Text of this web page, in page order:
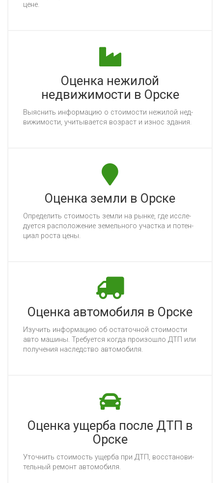
це­не.
Оценка нежилой
недвижимости в Орске
Вы­яс­нить ин­фор­ма­цию о сто­имос­ти не­жи­лой нед­
ви­жи­мос­ти, учи­ты­ва­ет­ся воз­раст и из­нос зда­ния.
Оценка земли в Орске
Оп­ре­де­лить сто­имость зем­ли на рын­ке, где ис­сле­
ду­ет­ся рас­по­ло­же­ние зе­мель­но­го учас­тка и по­тен­
ци­ал рос­та це­ны.
Оценка автомобиля в Орске
Изу­чить ин­фор­ма­цию об ос­та­точ­ной сто­имос­ти
ав­то ма­ши­ны. Тре­бу­ет­ся ког­да про­изош­ло ДТП или
по­лу­че­ния нас­ледс­тво ав­то­мо­би­ля.
Оценка ущерба после ДТП в
Орске
Уточ­нить сто­имость ущер­ба при ДТП, вос­ста­но­ви­
тель­ный ре­монт ав­то­мо­би­ля.